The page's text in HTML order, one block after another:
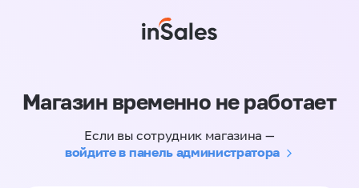
Магазин временно не работает
Если вы сотрудник магазина —
войдите в панель администратора